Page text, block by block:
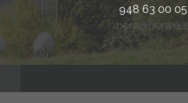
948 63 00 05